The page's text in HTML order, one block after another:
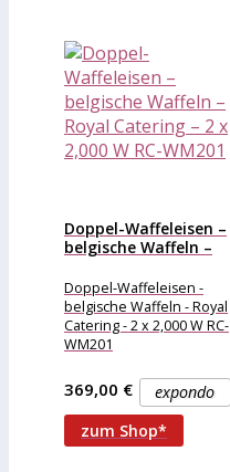
Doppel-Waffeleisen –
belgische Waffeln –
Doppel-Waffeleisen -
belgische Waffeln - Royal
Catering - 2 x 2,000 W RC-
WM201
expondo
369,00 €
zum Shop*